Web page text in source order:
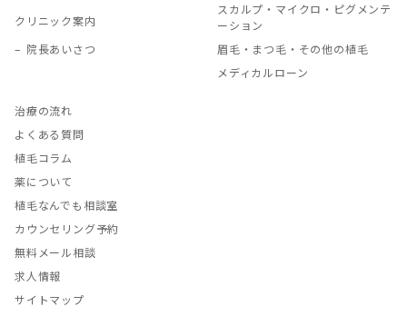
クリニック案内
院長あいさつ
スカルプ・マイクロ・ピグメンテ
ーション
眉毛・まつ毛・その他の植毛
メディカルローン
治療の流れ
よくある質問
植毛コラム
薬について
植毛なんでも相談室
カウンセリング予約
無料メール相談
求人情報
サイトマップ